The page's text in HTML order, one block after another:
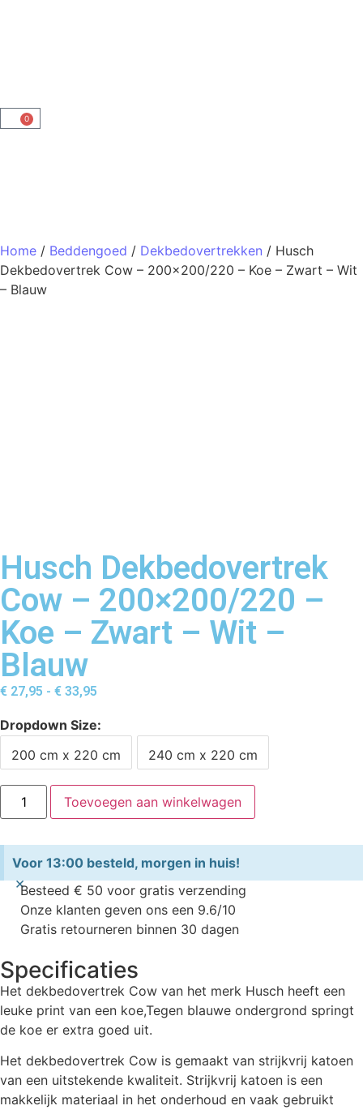
0
Home / Beddengoed / Dekbedovertrekken / Husch
Dekbedovertrek Cow – 200×200/220 – Koe – Zwart – Wit
– Blauw
Husch Dekbedovertrek
Cow – 200×200/220 –
Koe – Zwart – Wit –
Blauw
€ 27,95 - € 33,95
Dropdown Size
200 cm x 220 cm
240 cm x 220 cm
Toevoegen aan winkelwagen
Voor 13:00 besteld, morgen in huis!
×Besteed € 50 voor gratis verzending
Onze klanten geven ons een 9.6/10
Gratis retourneren binnen 30 dagen
Specificaties
Het dekbedovertrek Cow van het merk Husch heeft een
leuke print van een koe,Tegen blauwe ondergrond springt
de koe er extra goed uit.
Het dekbedovertrek Cow is gemaakt van strijkvrij katoen
van een uitstekende kwaliteit. Strijkvrij katoen is een
makkelijk materiaal in het onderhoud en vaak gebruikt